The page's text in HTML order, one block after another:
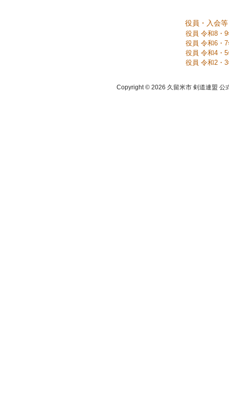
役員・入会等
役員 令和8・
役員 令和6・
役員 令和4・
役員 令和2・
Copyright © 2026 久留米市 剣道連盟